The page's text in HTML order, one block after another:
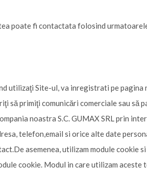
poate fi contactata folosind
utilizaţi Site-ul, va inregistrati pe
să primiţi comunicări comerciale sau să
noastra S.C. GUMAX SRL prin
telefon,email si orice alte date
asemenea, utilizam module cookie
cookie. Modul in care utilizam